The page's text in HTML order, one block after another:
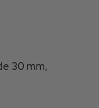
30 mm,